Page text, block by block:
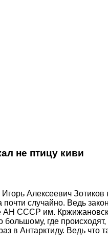
не птицу киви
Алексеевич Зотиков
случайно. Ведь
АН СССР им.
большому, где
в Антарктиду. Ведь что